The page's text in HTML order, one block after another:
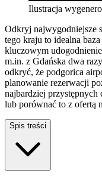
Ilustracja
Odkryj najwygodniejsze
tego kraju to idealna
kluczowym
m.in. z Gdańska dwa
odkryć, że podgorica
planowanie rezerwacji
najbardziej
lub porównać to z ofertą
Spis treści